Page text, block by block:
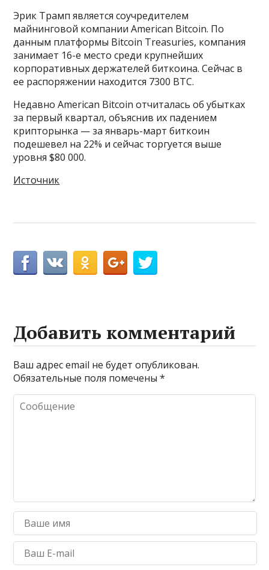
Эрик Трамп является соучредителем
майнинговой компании American Bitcoin. По
данным платформы Bitcoin Treasuries, компания
занимает 16-е место среди крупнейших
корпоративных держателей биткоина. Сейчас в
ее распоряжении находится 7300 BTC.
Недавно American Bitcoin отчиталась об убытках
за первый квартал, объяснив их падением
крипторынка — за январь-март биткоин
подешевел на 22% и сейчас торгуется выше
уровня $80 000.
Источник
Добавить комментарий
Ваш адрес email не будет опубликован.
Обязательные поля помечены*